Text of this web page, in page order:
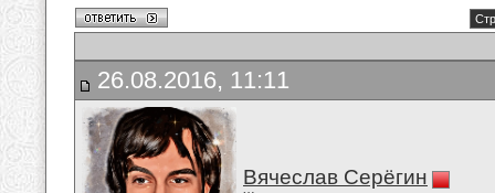
26.08.2016, 11:11
Вячеслав Серёгин